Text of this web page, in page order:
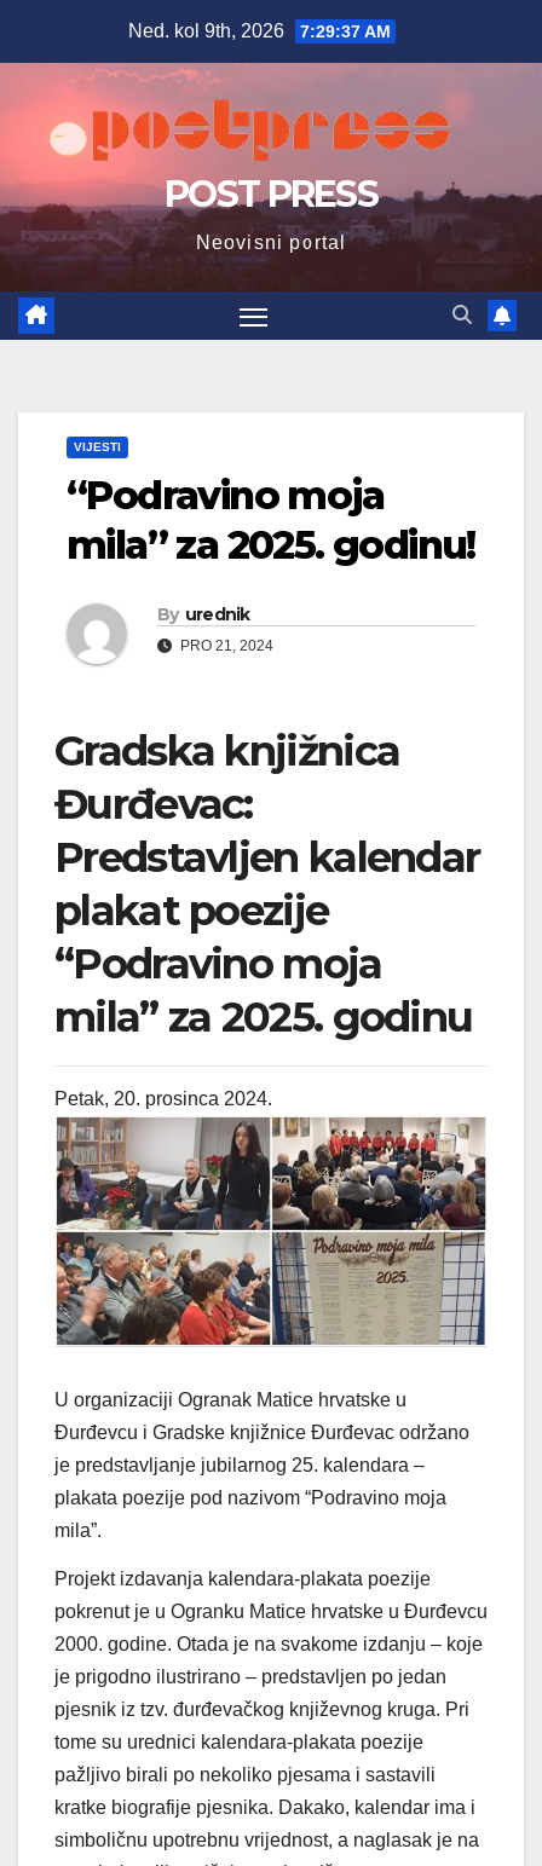
Ned. kol 9th, 2026 7:29:38 AM
POST PRESS
Neovisni portal
VIJESTI
“Podravino moja
mila” za 2025. godinu!
By urednik
PRO 21, 2024
Gradska knjižnica
Đurđevac:
Predstavljen kalendar
plakat poezije
“Podravino moja
mila” za 2025. godinu
Petak, 20. prosinca 2024.
U organizaciji Ogranak Matice hrvatske u
Đurđevcu i Gradske knjižnice Đurđevac održano
je predstavljanje jubilarnog 25. kalendara –
plakata poezije pod nazivom “Podravino moja
mila”.
Projekt izdavanja kalendara-plakata poezije
pokrenut je u Ogranku Matice hrvatske u Đurđevcu
2000. godine. Otada je na svakome izdanju – koje
je prigodno ilustrirano – predstavljen po jedan
pjesnik iz tzv. đurđevačkog književnog kruga. Pri
tome su urednici kalendara-plakata poezije
pažljivo birali po nekoliko pjesama i sastavili
kratke biografije pjesnika. Dakako, kalendar ima i
simboličnu upotrebnu vrijednost, a naglasak je na